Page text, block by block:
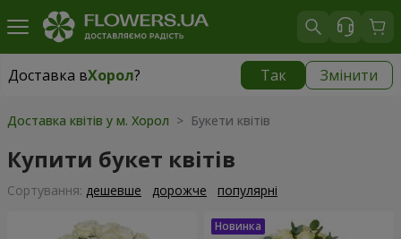
Доставка вХорол? Так Змінити
Доставка вХорол|
Доставка квітів у м. Хорол > Букети квітів
Купити букет квітів
Сортування: дешевше дорожче популярні